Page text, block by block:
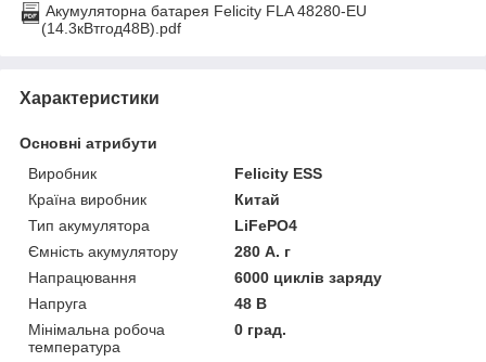
Акумуляторна батарея Felicity FLA 48280-EU
(14.3кВтгод48В).pdf
Характеристики
Основні атрибути
Виробник
Felicity ESS
Країна виробник
Китай
Тип акумулятора
LiFePO4
Ємність акумулятору
280 А. г
Напрацювання
6000 циклів заряду
Напруга
48 В
Мінімальна робоча
температура
0 град.